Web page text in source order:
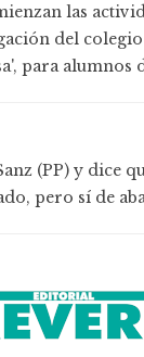
las
del
para alumnos
(PP) y dice
pero sí de